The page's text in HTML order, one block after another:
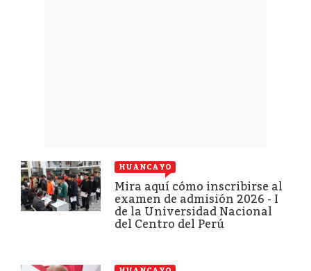
HUANCAYO
Mira aquí cómo inscribirse al
examen de admisión 2026 - I
de la Universidad Nacional
del Centro del Perú